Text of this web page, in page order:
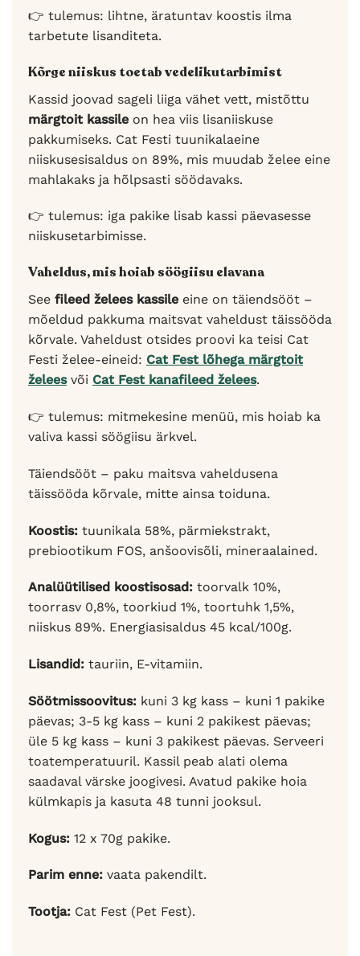
👉 tulemus: lihtne, äratuntav koostis ilma
tarbetute lisanditeta.
Kõrge niiskus toetab vedelikutarbimist
Kassid joovad sageli liiga vähet vett, mistõttu
märgtoit kassile on hea viis lisaniiskuse
pakkumiseks. Cat Festi tuunikalaeine
niiskusesisaldus on 89%, mis muudab želee eine
mahlakaks ja hõlpsasti söödavaks.
👉 tulemus: iga pakike lisab kassi päevasesse
niiskusetarbimisse.
Vaheldus, mis hoiab söögiisu elavana
See fileed želees kassile eine on täiendsööt –
mõeldud pakkuma maitsvat vaheldust täissööda
kõrvale. Vaheldust otsides proovi ka teisi Cat
Festi želee-eineid: Cat Fest lõhega märgtoit
želeesvõi Cat Fest kanafileed želees.
👉 tulemus: mitmekesine menüü, mis hoiab ka
valiva kassi söögiisu ärkvel.
Täiendsööt – paku maitsva vaheldusena
täissööda kõrvale, mitte ainsa toiduna.
Koostis: tuunikala 58%, pärmiekstrakt,
prebiootikum FOS, anšoovisõli, mineraalained.
Analüütilised koostisosad: toorvalk 10%,
toorrasv 0,8%, toorkiud 1%, toortuhk 1,5%,
niiskus 89%. Energiasisaldus 45 kcal/100g.
Lisandid: tauriin, E-vitamiin.
Söötmissoovitus: kuni 3 kg kass – kuni 1 pakike
päevas; 3-5 kg kass – kuni 2 pakikest päevas;
üle 5 kg kass – kuni 3 pakikest päevas. Serveeri
toatemperatuuril. Kassil peab alati olema
saadaval värske joogivesi. Avatud pakike hoia
külmkapis ja kasuta 48 tunni jooksul.
Kogus: 12 x 70g pakike.
Parim enne: vaata pakendilt.
Tootja: Cat Fest (Pet Fest).